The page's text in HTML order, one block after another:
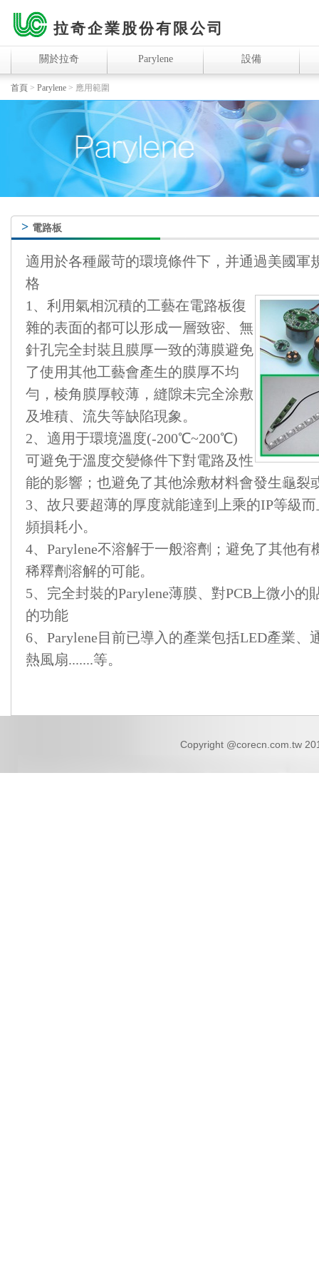
拉奇企業股份有限公司
關於拉奇 Parylene 設備
首頁 > Parylene > 應用範圍
> 電路板
適用於各種嚴苛的環境條件下，并通過美國軍
格
1、利用氣相沉積的工藝在電路板復
雜的表面的都可以形成一層致密、無
針孔完全封裝且膜厚一致的薄膜避免
了使用其他工藝會產生的膜厚不均
勻，棱角膜厚較薄，縫隙未完全涂敷
及堆積、流失等缺陷現象。
2、適用于環境溫度(-200℃~200℃)
可避免于溫度交變條件下對電路及性
能的影響；也避免了其他涂敷材料會發生龜裂
3、故只要超薄的厚度就能達到上乘的IP等級
頻損耗小。
4、Parylene不溶解于一般溶劑；避免了其他
稀釋劑溶解的可能。
5、完全封裝的Parylene薄膜、對PCB上微小
的功能
6、Parylene目前已導入的產業包括LED產業、
熱風扇.......等。
Copyright @corecn.com.tw